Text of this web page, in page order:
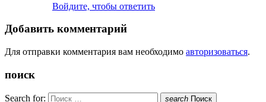
Войдите, чтобы ответить
Добавить комментарий
Для отправки комментария вам необходимо авторизоваться.
поиск
Search for: search Поиск